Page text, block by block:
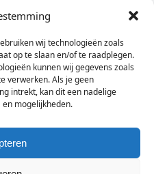
wij technologieën zoals
op te slaan en/of te raadplegen.
kunnen wij gegevens zoals
verwerken. Als je geen
intrekt, kan dit een nadelige
mogelijkheden.
nieuws in je e-mail?
Up